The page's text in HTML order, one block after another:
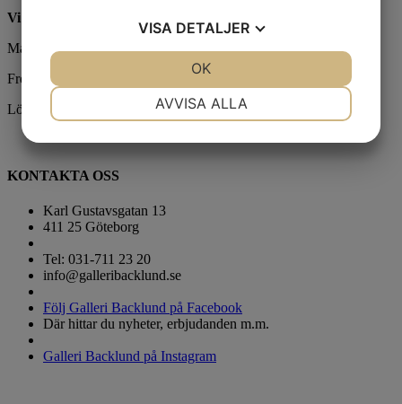
Vi har sommarstängt 19/6 - 9/8.
Mån- tor 12 - 18
Fre 12-17
Lör - sön 12-15
KONTAKTA OSS
Karl Gustavsgatan 13
411 25 Göteborg
Tel: 031-711 23 20
info@galleribacklund.se
Följ Galleri Backlund på Facebook
Där hittar du nyheter, erbjudanden m.m.
Galleri Backlund på Instagram
VISA DETALJER
AVVISA ALLA
OK